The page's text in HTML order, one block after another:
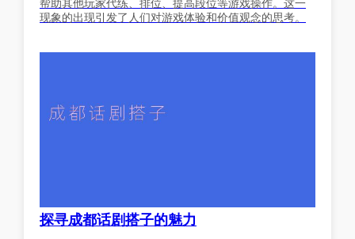
帮助其他玩家代练、排位、提高段位等游戏操作。这一
现象的出现引发了人们对游戏体验和价值观念的思考。
探寻成都话剧搭子的魅力